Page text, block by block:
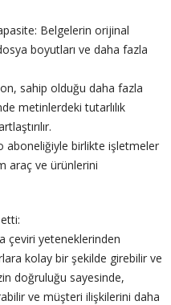
Belgelerin orijinal
boyutları ve daha fazla
sahip olduğu daha fazla
metinlerdeki tutarlılık
aboneliğiyle birlikte işletmeler
araç ve ürünlerini
çeviri yeteneklerinden
kolay bir şekilde girebilir ve
doğruluğu sayesinde,
ve müşteri ilişkilerini daha